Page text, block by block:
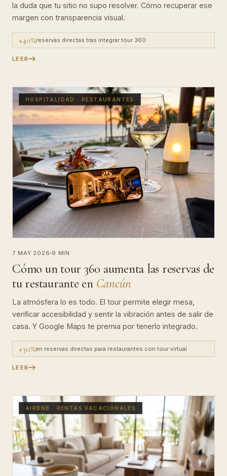
la duda que tu sitio no supo resolver. Cómo recuperar ese
margen con transparencia visual.
+40%reservas directas tras integrar tour 360
LEER
HOSPITALIDAD · RESTAURANTES
7 MAY 2026 9 MIN
Cómo un tour 360 aumenta las reservas de
tu restaurante en Cancún
La atmósfera lo es todo. El tour permite elegir mesa,
verificar accesibilidad y sentir la vibración antes de salir de
casa. Y Google Maps te premia por tenerlo integrado.
+30%en reservas directas para restaurantes con tour virtual
LEER
AIRBNB · RENTAS VACACIONALES